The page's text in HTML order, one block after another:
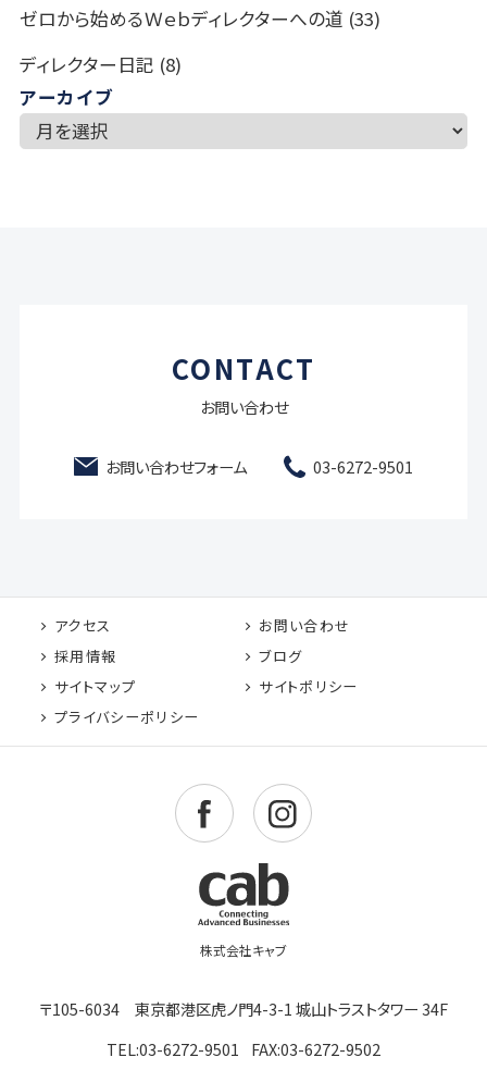
ゼロから始めるＷｅｂディレクターへの道 (33)
ディレクター日記 (8)
アーカイブ
CONTACT
お問い合わせ
お問い合わせフォーム 03-6272-9501
アクセス
お問い合わせ
採用情報
ブログ
サイトマップ
サイトポリシー
プライバシーポリシー
〒105-6034 東京都港区虎ノ門4-3-1 城山トラストタワー 34F
TEL:03-6272-9501
FAX:03-6272-9502